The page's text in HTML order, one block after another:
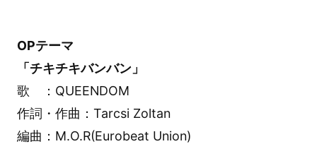
OPテーマ
「チキチキバンバン」
歌 ：QUEENDOM
作詞・作曲：Tarcsi Zoltan
編曲：M.O.R(Eurobeat Union)